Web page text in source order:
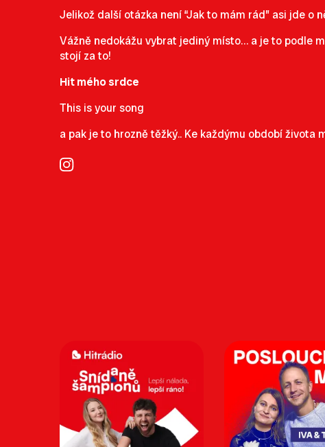
Jelikož další otázka není “Jak to mám rád” asi jde o
Vážně nedokážu vybrat jediný místo… a je to podle
stojí za to!
Hit mého srdce
This is your song
a pak je to hrozně těžký.. Ke každýmu období života